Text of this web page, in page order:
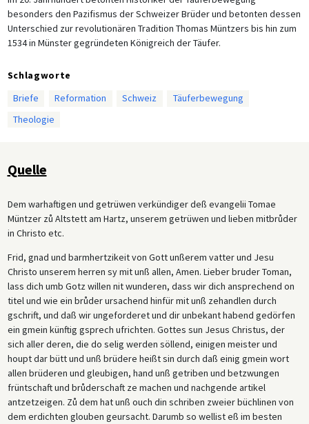
besonders den Pazifismus der Schweizer Brüder und betonten dessen
Unterschied zur revolutionären Tradition Thomas Müntzers bis hin zum
1534 in Münster gegründeten Königreich der Täufer.
Schlagworte
Briefe
Reformation Schweiz
Täuferbewegung
Theologie
Quelle
Dem warhaftigen und getrüwen verkündiger deß evangelii Tomae
Müntzer zů Altstett am Hartz, unserem getrüwen und lieben mitbrůder
in Christo etc.
Frid, gnad und barmhertzikeit von Gott unßerem vatter und Jesu
Christo unserem herren sy mit unß allen, Amen. Lieber bruder Toman,
lass dich umb Gotz willen nit wunderen, dass wir dich ansprechend on
titel und wie ein brůder ursachend hinfür mit unß zehandlen durch
gschrift, und daß wir ungeforderet und dir unbekant habend gedörfen
ein gmein künftig gsprech ufrichten. Gottes sun Jesus Christus, der
sich aller deren, die do selig werden söllend, einigen meister und
houpt dar bütt und unß brüdere heißt sin durch daß einig gmein wort
allen brüderen und gleubigen, hand unß getriben und betzwungen
früntschaft und brůderschaft ze machen und nachgende artikel
antzetzeigen. Zů dem hat unß ouch din schriben zweier büchlinen von
dem erdichten glouben geursacht. Darumb so wellist eß im besten